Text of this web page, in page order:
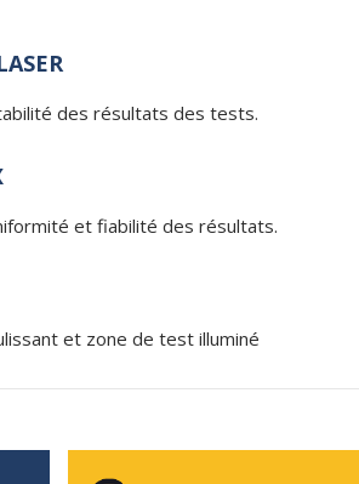
des résultats des tests.
et fiabilité des résultats.
et zone de test illuminé